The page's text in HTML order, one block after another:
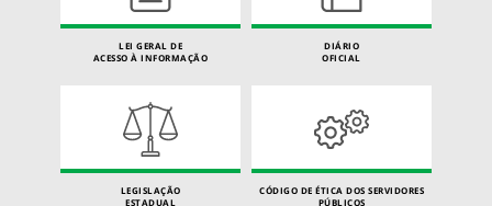
LEI GERAL DE
ACESSO À INFORMAÇÃO
DIÁRIO
OFICIAL
LEGISLAÇÃO
ESTADUAL
CÓDIGO DE ÉTICA DOS SERVIDORES
PÚBLICOS